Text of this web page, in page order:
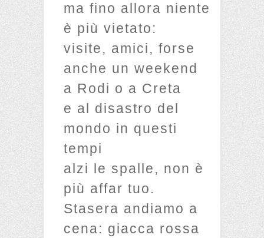
ma fino allora niente
è più vietato:
visite, amici, forse
anche un weekend
a Rodi o a Creta
e al disastro del
mondo in questi
tempi
alzi le spalle, non è
più affar tuo.
Stasera andiamo a
cena: giacca rossa